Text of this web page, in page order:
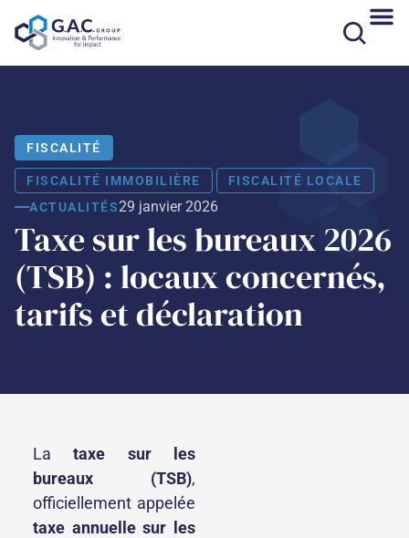
au
FISCALITÉ
FISCALITÉ IMMOBILIÈRE
FISCALITÉ LOCALE
ACTUALITÉS29 janvier 2026
Taxe sur les bureaux 2026
(TSB) : locaux concernés,
tarifs et déclaration
Lataxe sur les
bureaux (TSB),
officiellement appelée
taxe annuelle sur les